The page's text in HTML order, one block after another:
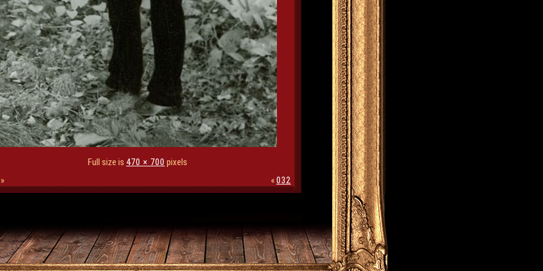
Full size is 470 × 700 pixels
«032